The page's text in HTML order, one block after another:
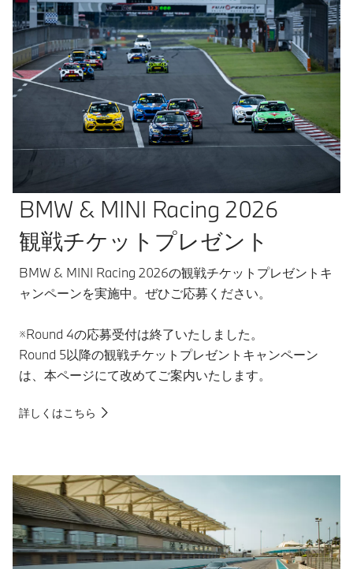
BMW & MINI Racing 2026
観戦チケットプレゼント
BMW & MINI Racing 2026の観戦チケットプレゼントキ
ャンペーンを実施中。ぜひご応募ください。
※Round 4の応募受付は終了いたしました。
Round 5以降の観戦チケットプレゼントキャンペーン
は、本ページにて改めてご案内いたします。
詳しくはこちら